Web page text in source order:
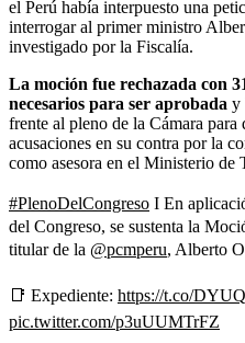
el Perú había interpuesto una
interrogar al primer ministro
investigado por la Fiscalía.
La moción fue rechazada con
necesarios para ser aprobada y
frente al pleno de la Cámara para
acusaciones en su contra por la
como asesora en el Ministerio de
#PlenoDelCongreso I En
del Congreso, se sustenta la
titular de la @pcmperu, Alberto
📑 Expediente: https://t.co/
pic.twitter.com/p3uUUMTrFZ